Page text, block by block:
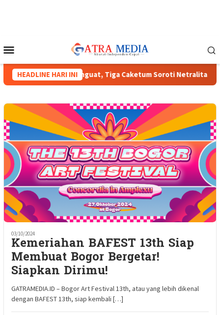
Mobile
HEADLINE HARI INI
HIPMI XVIII Menguat, Tiga Caketum Soroti Netralitas
03/10/2024
Kemeriahan BAFEST 13th Siap
Membuat Bogor Bergetar!
Siapkan Dirimu!
GATRAMEDIA.ID – Bogor Art Festival 13th, atau yang lebih dikenal
dengan BAFEST 13th, siap kembali […]